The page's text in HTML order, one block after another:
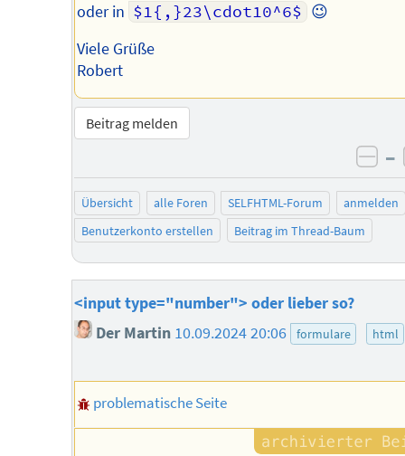
oder in $1{,}23\cdot10^6$ 😉
Viele Grüße
Robert
Beitrag melden
–
Übersicht alle Foren SELFHTML-Forum
anmelden
Benutzerkonto erstellen
Beitrag im Thread-Baum
<input type="number"> oder lieber so?
Der Martin 10.09.2024 20:06 formulare html
problematische Seite